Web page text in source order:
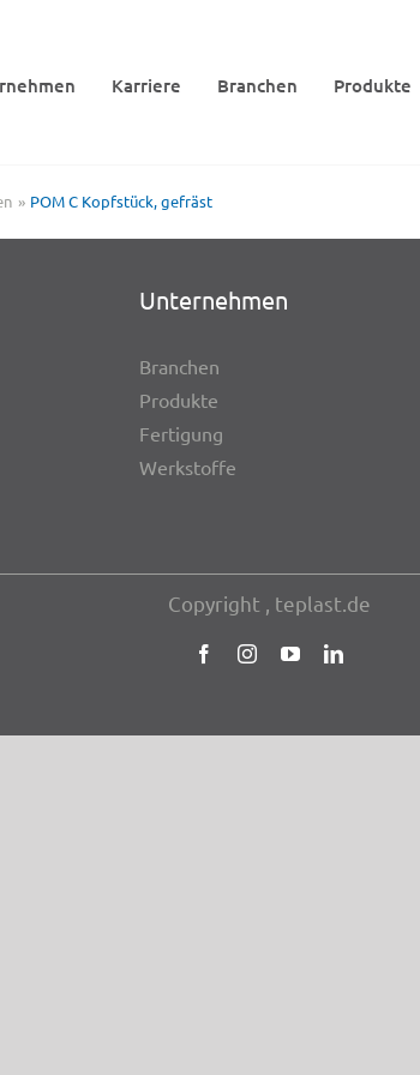
Karriere Bran­chen Produkte
POM C Kopf­stück, gefräst
Unter­neh­men
Bran­chen
Produkte
Ferti­gung
Werk­stoffe
Copy­right , teplast.de